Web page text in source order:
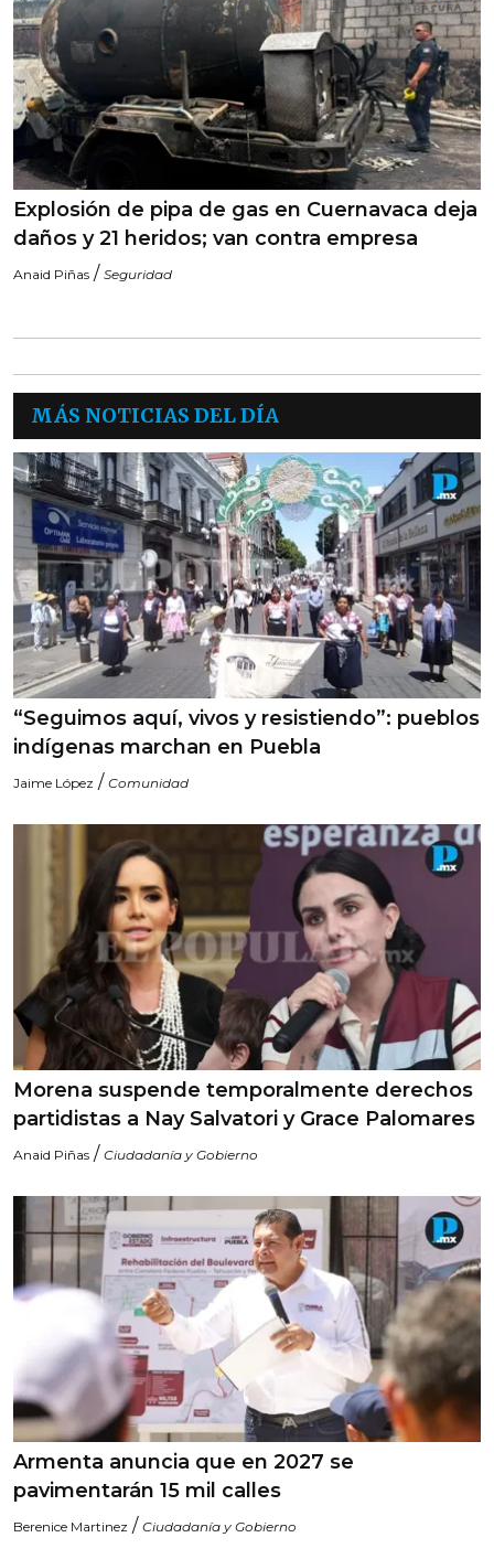
Explosión de pipa de gas en Cuernavaca deja
daños y 21 heridos; van contra empresa
Anaid Piñas / Seguridad
MÁS NOTICIAS DEL DÍA
“Seguimos aquí, vivos y resistiendo”: pueblos
indígenas marchan en Puebla
Jaime López / Comunidad
Morena suspende temporalmente derechos
partidistas a Nay Salvatori y Grace Palomares
Anaid Piñas / Ciudadanía y Gobierno
Armenta anuncia que en 2027 se
pavimentarán 15 mil calles
Berenice Martinez / Ciudadanía y Gobierno